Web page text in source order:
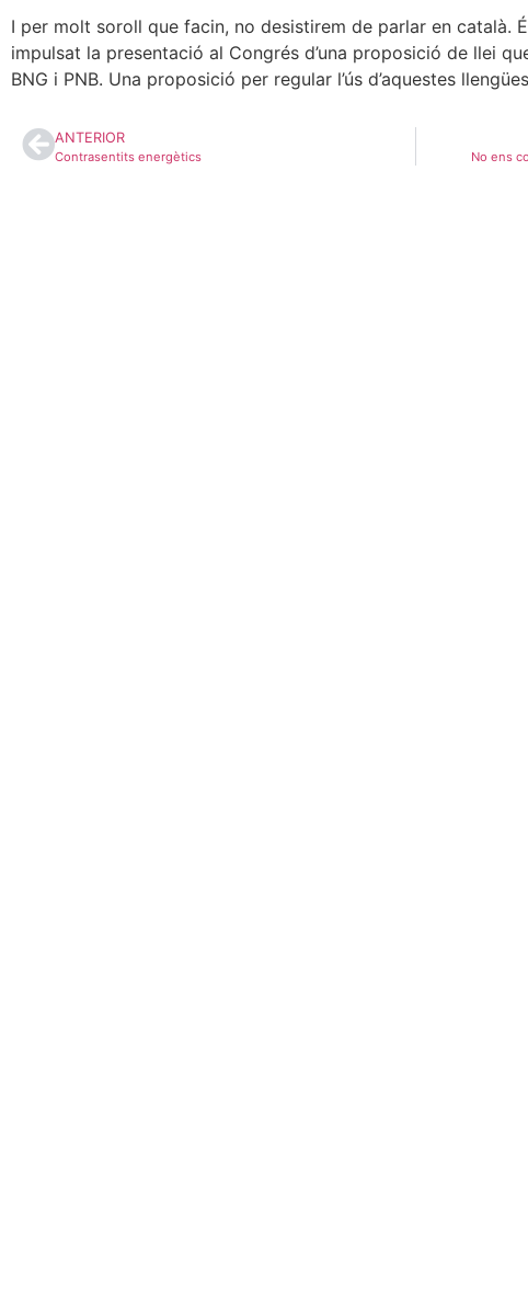
I per molt soroll que facin, no desistirem de parlar en català.
impulsat la presentació al Congrés d’una proposició de llei
BNG i PNB. Una proposició per regular l’ús d’aquestes
ANTERIOR
Contrasentits energètics No ens